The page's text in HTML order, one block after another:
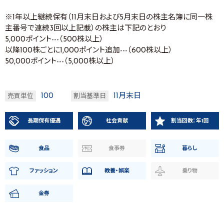
※1年以上継続保有（11月末日および5月末日の株主名簿に同一株
主番号で連続3回以上記載）の株主は下記のとおり
5,000ポイント---（500株以上）
以降100株ごとに1,000ポイント追加---（600株以上）
50,000ポイント---（5,000株以上）
売買単位 100 割当基準日 11月末日
長期保有優遇 社会貢献 割当回数：年1回
食品 食事券 暮らし
ファッション 教養・娯楽 乗り物
金券